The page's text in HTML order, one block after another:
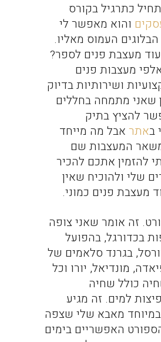
כתרגיל בקורס
והוא מאפשר לי
העמוס מאליו.
מעצבת פנים לספר?
מעצבות פנים
ושירותיות בדיוק
שאני מתמחה בחללים
להציץ בתיק
באתר אבל מה מייחד
המעצבות שם
להזמין אתכם להכיר
שלי ולהוכיח שאין
מעצבת פנים כמוני.
זה אומר שאני צופה
בכדורגל, בהפועל
בגרנד סלאמים של
מונדיאל, יורו וכל
כולל שחיה
למים. זה מגיע
מאבא שלי שצפה
האפשריים בימים